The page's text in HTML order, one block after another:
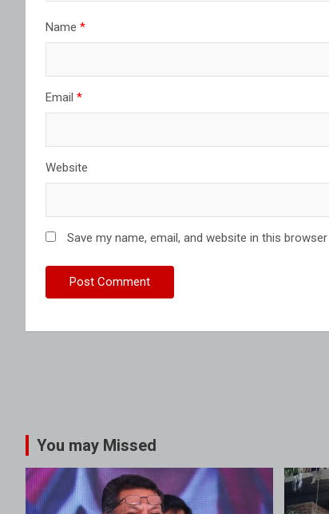
Name *
Email *
Website
Save my name, email, and website in this
You may Missed